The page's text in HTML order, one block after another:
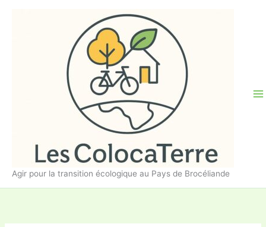
Agir pour la transition écologique au Pays de Brocéliande